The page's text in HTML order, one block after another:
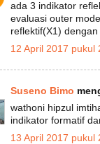
ada 3 indikator
evaluasi outer
reflektif(X1)
12 April 2017 pukul
Suseno Bimo
wathoni hipzul
indikator formatif
13 April 2017 pukul